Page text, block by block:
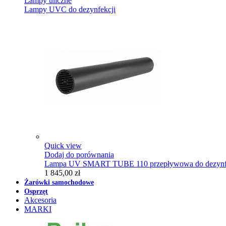
Lampy UVC do dezynfekcji
Quick view
Dodaj do porównania
Lampa UV SMART TUBE 110 przepływowa do
1 845,00 zł
Żarówki samochodowe
Osprzęt
Akcesoria
MARKI